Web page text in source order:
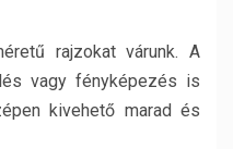
rajzokat várunk. A
vagy fényképezés is
kivehető marad és